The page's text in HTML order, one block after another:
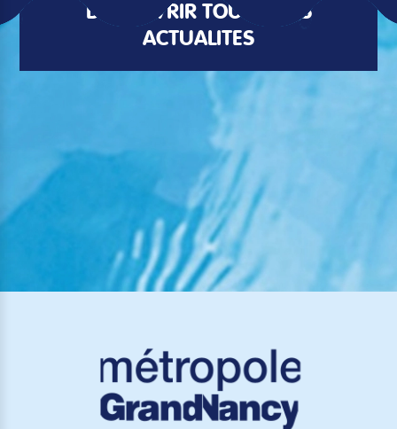
DÉCOUVRIR TOUTES LES
ACTUALITÉS